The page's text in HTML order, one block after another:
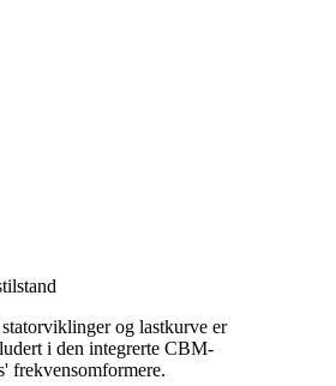
og lastkurve er
i den integrerte CBM-
frekvensomformere.